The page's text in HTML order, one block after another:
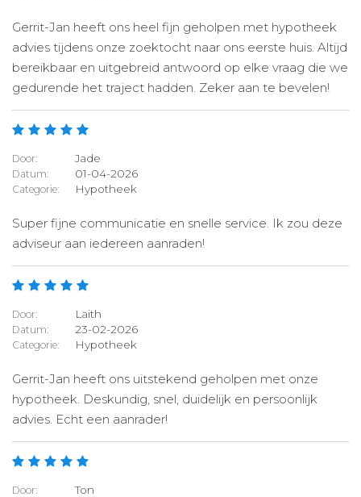
Gerrit-Jan heeft ons heel fijn geholpen met hypotheek
advies tijdens onze zoektocht naar ons eerste huis. Altijd
bereikbaar en uitgebreid antwoord op elke vraag die we
gedurende het traject hadden. Zeker aan te bevelen!
Door: Jade
Datum: 01-04-2026
Categorie: Hypotheek
Super fijne communicatie en snelle service. Ik zou deze
adviseur aan iedereen aanraden!
Door: Laith
Datum: 23-02-2026
Categorie: Hypotheek
Gerrit-Jan heeft ons uitstekend geholpen met onze
hypotheek. Deskundig, snel, duidelijk en persoonlijk
advies. Echt een aanrader!
Door: Ton